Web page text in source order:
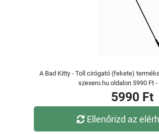
A Bad Kitty - Toll cirógató (fekete)
szexero.hu oldalon 5990 Ft
5990 Ft
Ellenőrizd az